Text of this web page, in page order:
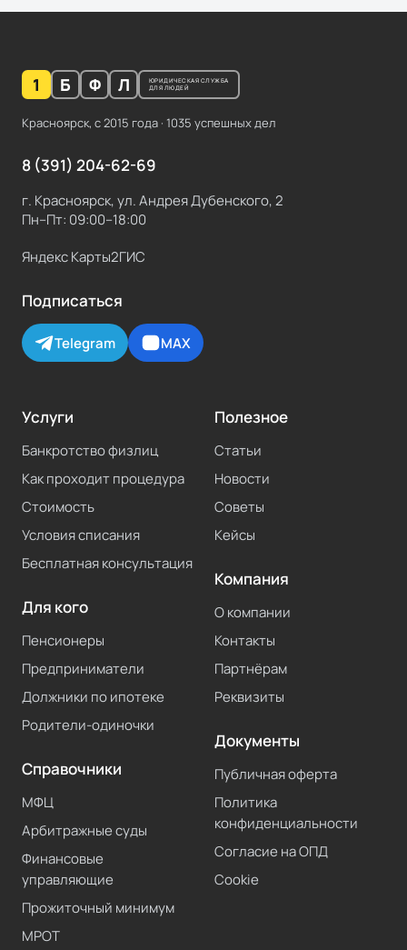
1 Б Ф Л
ЮРИДИЧЕСКАЯ СЛУЖБА
ДЛЯ ЛЮДЕЙ
Красноярск, с2015 года · 1035 успешных дел
8 (391) 204-62-69
г. Красноярск, ул. Андрея Дубенского, 2
Пн–Пт: 09:00–18:00
Яндекс Карты2ГИС
Подписаться
Telegram MAX
Услуги
Банкротство физлиц
Как проходит процедура
Стоимость
Условия списания
Бесплатная консультация
Для кого
Пенсионеры
Предприниматели
Должники по ипотеке
Родители-одиночки
Справочники
МФЦ
Арбитражные суды
Финансовые
управляющие
Прожиточный минимум
МРОТ
Полезное
Статьи
Новости
Советы
Кейсы
Компания
О компании
Контакты
Партнёрам
Реквизиты
Документы
Публичная оферта
Политика
конфиденциальности
Согласие на ОПД
Cookie